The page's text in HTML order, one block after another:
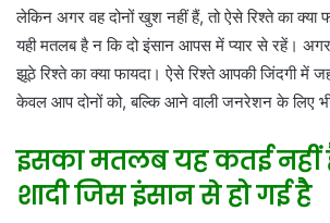
लेकिन अगर वह दोनों खुश नहीं हैं, तो ऐसे रिश्ते का क्या
यही मतलब है न कि दो इंसान आपस में प्यार से रहें। अगर
झूठे रिश्ते का क्या फायदा। ऐसे रिश्ते आपकी जिंदगी में
केवल आप दोनों को, बल्कि आने वाली जनरेशन के लिए भी
इसका मतलब यह कतई
शादी जिस इंसान से हो गई है